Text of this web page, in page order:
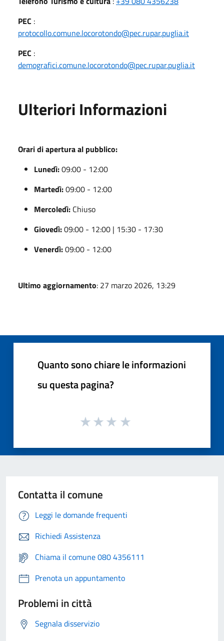
PEC :
protocollo.comune.locorotondo@pec.rupar.puglia.it
PEC :
demografici.comune.locorotondo@pec.rupar.puglia.it
Ulteriori Informazioni
Orari di apertura al pubblico:
Lunedì:09:00 - 12:00
Martedì:09:00 - 12:00
Mercoledì: Chiuso
Giovedì:09:00 - 12:00 | 15:30 - 17:30
Venerdì:09:00 - 12:00
Ultimo aggiornamento: 27 marzo 2026, 13:29
Quanto sono chiare le informazioni
su questa pagina?
Contatta il comune
Leggi le domande frequenti
Richiedi Assistenza
Chiama il comune 080 4356111
Prenota un appuntamento
Problemi in città
Segnala disservizio